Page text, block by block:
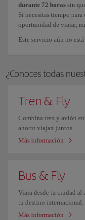
durante 72 horas sin
Si necesitas tiempo
oportunidad de viajar,
Este servicio aún no
¿Conoces todas
Tren & Fly
Combina tren y avión
ahorro viajan juntos.
Más información
Bus & Fly
Viaja desde tu ciudad al
tu destino
Más información